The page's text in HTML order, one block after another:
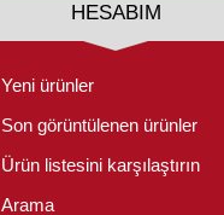
HESABIM
Yeni ürünler
Son görüntülenen ürünler
Ürün listesini karşılaştırın
Arama